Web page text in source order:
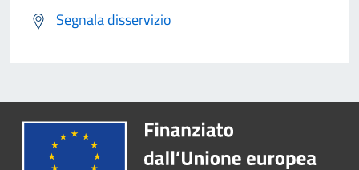
Segnala disservizio